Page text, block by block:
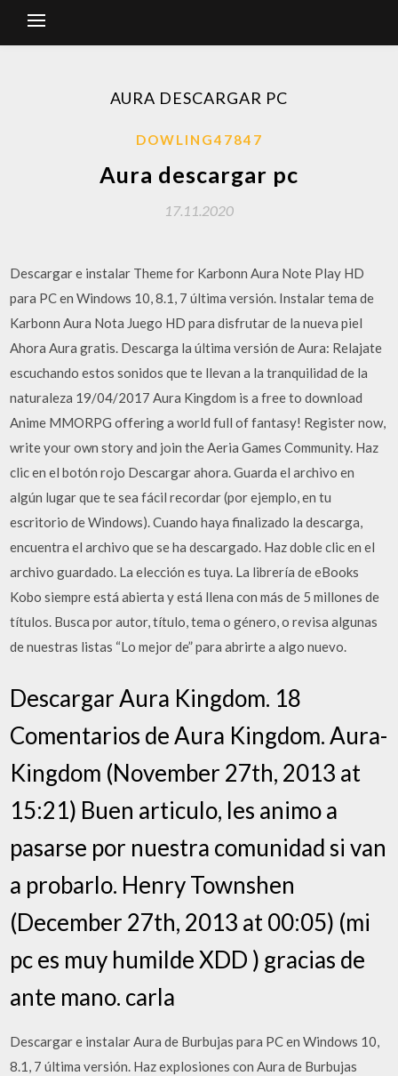
AURA DESCARGAR PC
DOWLING47847
Aura descargar pc
17.11.2020
Descargar e instalar Theme for Karbonn Aura Note Play HD
para PC en Windows 10, 8.1, 7 última versión. Instalar tema de
Karbonn Aura Nota Juego HD para disfrutar de la nueva piel
Ahora Aura gratis. Descarga la última versión de Aura: Relajate
escuchando estos sonidos que te llevan a la tranquilidad de la
naturaleza 19/04/2017 Aura Kingdom is a free to download
Anime MMORPG offering a world full of fantasy! Register now,
write your own story and join the Aeria Games Community. Haz
clic en el botón rojo Descargar ahora. Guarda el archivo en
algún lugar que te sea fácil recordar (por ejemplo, en tu
escritorio de Windows). Cuando haya finalizado la descarga,
encuentra el archivo que se ha descargado. Haz doble clic en el
archivo guardado. La elección es tuya. La librería de eBooks
Kobo siempre está abierta y está llena con más de 5 millones de
títulos. Busca por autor, título, tema o género, o revisa algunas
de nuestras listas “Lo mejor de” para abrirte a algo nuevo.
Descargar Aura Kingdom. 18
Comentarios de Aura Kingdom. Aura-
Kingdom (November 27th, 2013 at
15:21) Buen articulo, les animo a
pasarse por nuestra comunidad si van
a probarlo. Henry Townshen
(December 27th, 2013 at 00:05) (mi
pc es muy humilde XDD ) gracias de
ante mano. carla
Descargar e instalar Aura de Burbujas para PC en Windows 10,
8.1, 7 última versión. Haz explosiones con Aura de Burbujas